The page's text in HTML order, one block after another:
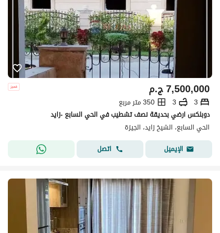
ج.م7,500,000
3
3
350 متر مربع
دوبلكس ارضي بحديقة نصف تشطيب في الحي السابع -زايد
الحي السابع، الشيخ زايد، الجيزة
الإيميل
اتصل